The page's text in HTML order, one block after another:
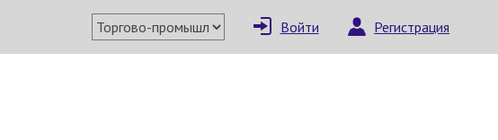
Войти Регистрация